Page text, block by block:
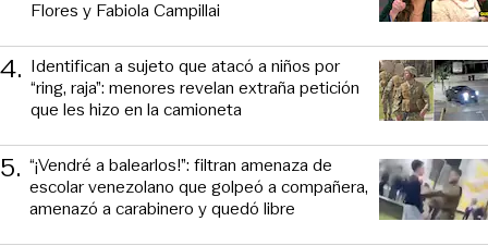
Flores y Fabiola Campillai
4. Identifican a sujeto que atacó a niños por
“ring, raja”: menores revelan extraña petición
que les hizo en la camioneta
5. “¡Vendré a balearlos!”: filtran amenaza de
escolar venezolano que golpeó a compañera,
amenazó a carabinero y quedó libre